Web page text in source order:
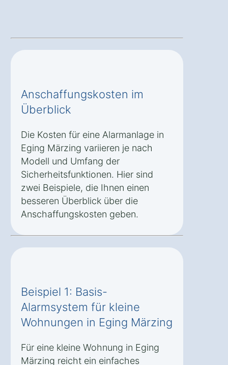
Anschaffungskosten im
Überblick
Die Kosten für eine Alarmanlage in
Eging Märzing variieren je nach
Modell und Umfang der
Sicherheitsfunktionen. Hier sind
zwei Beispiele, die Ihnen einen
besseren Überblick über die
Anschaffungskosten geben.
Beispiel 1: Basis-
Alarmsystem für kleine
Wohnungen in Eging Märzing
Für eine kleine Wohnung in Eging
Märzing reicht ein einfaches